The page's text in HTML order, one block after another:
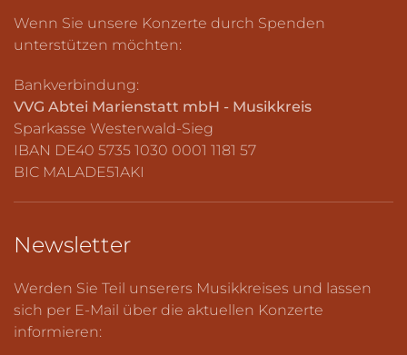
Wenn Sie unsere Konzerte durch Spenden
unterstützen möchten:
Bankverbindung:
VVG Abtei Marienstatt mbH - Musikkreis
Sparkasse Westerwald-Sieg
IBAN DE40 5735 1030 0001 1181 57
BIC MALADE51AKI
Newsletter
Werden Sie Teil unserers Musikkreises und lassen
sich per E-Mail über die aktuellen Konzerte
informieren: